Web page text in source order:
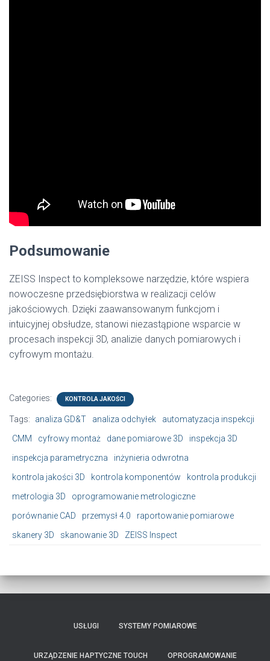
Podsumowanie
ZEISS Inspect to kompleksowe narzędzie, które wspiera
nowoczesne przedsiębiorstwa w realizacji celów
jakościowych. Dzięki zaawansowanym funkcjom i
intuicyjnej obsłudze, stanowi niezastąpione wsparcie w
procesach inspekcji 3D, analizie danych pomiarowych i
cyfrowym montażu.
Categories: KONTROLA JAKOŚCI
Tags: analiza GD&T analiza odchyłek
automatyzacja inspekcji
CMM
cyfrowy montaż dane pomiarowe 3D
inspekcja 3D
inspekcja parametryczna
inżynieria odwrotna
kontrola jakości 3D
kontrola komponentów
kontrola produkcji
metrologia 3D
oprogramowanie metrologiczne
porównanie CAD
przemysł 4.0
raportowanie pomiarowe
skanery 3D
skanowanie 3D ZEISS Inspect
USŁUGI SYSTEMY POMIAROWE
URZĄDZENIE HAPTYCZNE TOUCH OPROGRAMOWANIE